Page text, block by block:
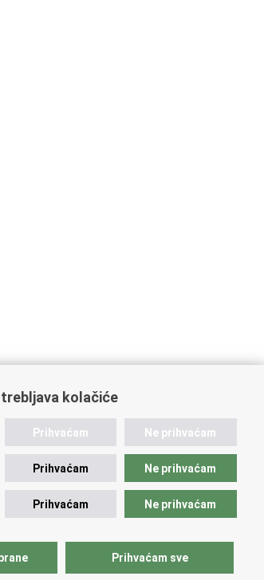
poslova
istraživanja i vještačenja
kolačiće
Prihvaćam Ne prihvaćam
Prihvaćam Ne prihvaćam
Prihvaćam Ne prihvaćam
Prihvaćam sve